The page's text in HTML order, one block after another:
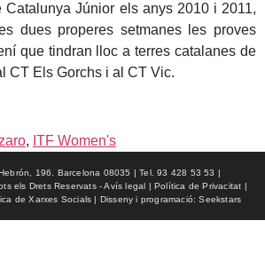
Catalunya Júnior els anys 2010 i 2011,
dues properes setmanes les proves
que tindran lloc a terres catalanes de
CT Els Gorchs i al CT Vic.
, ITF Women's
196. Barcelona 08035 | Tel. 93 428 53 53 |
els Drets Reservats - Avís legal | Política de Privacitat |
de Xarxes Socials | Disseny i programació: Seekstars